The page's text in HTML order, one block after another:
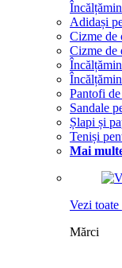
Adidași
Cizme de
Cizme de
Pantofi
Sandale
Șlapi și
Teniși
Mai
Vezi toate
Mărci